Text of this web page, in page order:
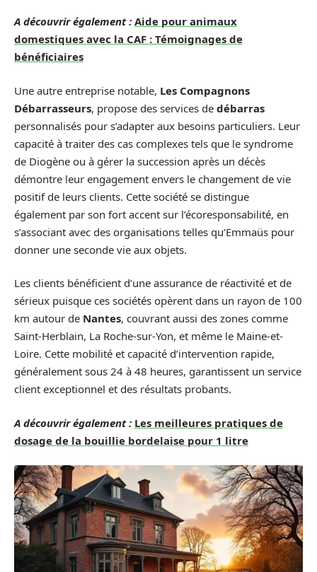
A découvrir également : Aide pour animaux
domestiques avec la CAF : Témoignages de
bénéficiaires
Une autre entreprise notable, Les Compagnons
Débarrasseurs, propose des services de débarras
personnalisés pour s’adapter aux besoins particuliers. Leur
capacité à traiter des cas complexes tels que le syndrome
de Diogène ou à gérer la succession après un décès
démontre leur engagement envers le changement de vie
positif de leurs clients. Cette société se distingue
également par son fort accent sur l’écoresponsabilité, en
s’associant avec des organisations telles qu’Emmaüs pour
donner une seconde vie aux objets.
Les clients bénéficient d’une assurance de réactivité et de
sérieux puisque ces sociétés opèrent dans un rayon de 100
km autour de Nantes, couvrant aussi des zones comme
Saint-Herblain, La Roche-sur-Yon, et même le Maine-et-
Loire. Cette mobilité et capacité d’intervention rapide,
généralement sous 24 à 48 heures, garantissent un service
client exceptionnel et des résultats probants.
A découvrir également : Les meilleures pratiques de
dosage de la bouillie bordelaise pour 1 litre